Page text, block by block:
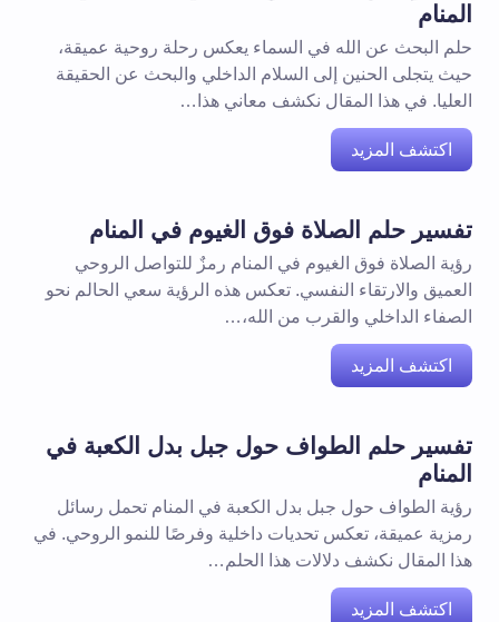
المنام
حلم البحث عن الله في السماء يعكس رحلة روحية عميقة،
حيث يتجلى الحنين إلى السلام الداخلي والبحث عن الحقيقة
العليا. في هذا المقال نكشف معاني هذا…
اكتشف المزيد
تفسير حلم الصلاة فوق الغيوم في المنام
رؤية الصلاة فوق الغيوم في المنام رمزٌ للتواصل الروحي
العميق والارتقاء النفسي. تعكس هذه الرؤية سعي الحالم نحو
الصفاء الداخلي والقرب من الله،…
اكتشف المزيد
تفسير حلم الطواف حول جبل بدل الكعبة في
المنام
رؤية الطواف حول جبل بدل الكعبة في المنام تحمل رسائل
رمزية عميقة، تعكس تحديات داخلية وفرصًا للنمو الروحي. في
هذا المقال نكشف دلالات هذا الحلم…
اكتشف المزيد